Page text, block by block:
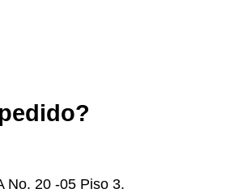
No. 20 -05 Piso 3.